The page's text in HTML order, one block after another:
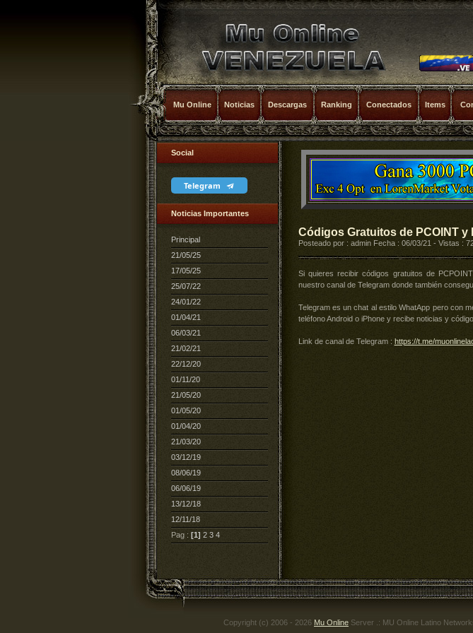
Mu Online Noticias Descargas Ranking Conectados Items
Social
Telegram
Noticias Importantes
Principal
21/05/25
17/05/25
25/07/22
24/01/22
01/04/21
06/03/21
21/02/21
22/12/20
01/11/20
21/05/20
01/05/20
01/04/20
21/03/20
03/12/19
08/06/19
06/06/19
13/12/18
12/11/18
Pag : [1] 2 3 4
Códigos Gratuitos de PCOINT y
Posteado por : admin Fecha : 06/03/21 - Vistas :
Si quieres recibir códigos gratuitos de
nuestro canal de Telegram donde también
Telegram es un chat al estilo WhatApp pero con
teléfono Android o iPhone y recibe noticias y
Link de canal de Telegram : https://t.me/
Copyright (c) 2006 - 2026 Mu Online Server .: MU Online Latino